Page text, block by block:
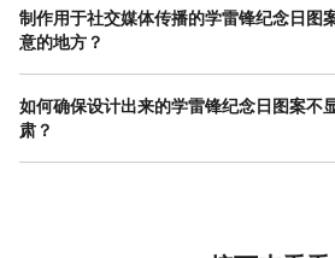
格或结构最接近的模板作为基底。例如，
版布局，但它的颜色不合适。这时，你可
找到更符合你心意的图标进行替换。记住
颜色、素材和字体，一个原本普通的模板
制作用于社交媒体传播的学雷锋纪念日图
意的地方？
社交媒体上的信息流刷新极快，图案必须
传达 信息。因此，设计要更注重视觉冲击
简。建议选择尺寸上更适合手机竖屏浏览
如何确保设计出来的学雷锋纪念日图案不
肃？
把握这个度，关键在于理解你的受众和使